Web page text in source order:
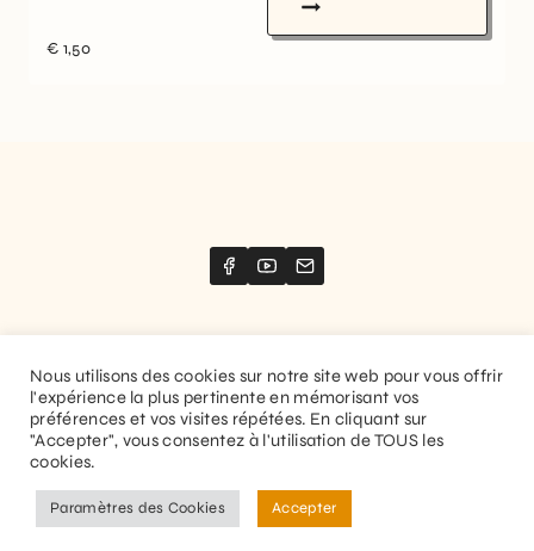
€ 1,50
Website created byStimize
© 2026 Guitaranthem. All rights reserved.
Privacy Policy Terms and Conditions
Nous utilisons des cookies sur notre site web pour vous offrir
l'expérience la plus pertinente en mémorisant vos
préférences et vos visites répétées. En cliquant sur
"Accepter", vous consentez à l'utilisation de TOUS les
cookies.
Paramètres des Cookies Accepter